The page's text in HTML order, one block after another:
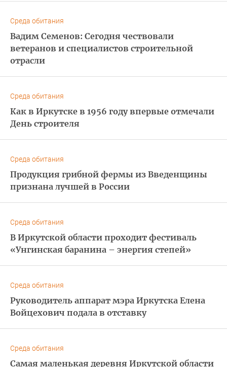
Среда обитания
Вадим Семенов: Сегодня чествовали
ветеранов и специалистов строительной
отрасли
Среда обитания
Как в Иркутске в 1956 году впервые отмечали
День строителя
Среда обитания
Продукция грибной фермы из Введенщины
признана лучшей в России
Среда обитания
В Иркутской области проходит фестиваль
«Унгинская баранина – энергия степей»
Среда обитания
Руководитель аппарат мэра Иркутска Елена
Войцехович подала в отставку
Среда обитания
Самая маленькая деревня Иркутской области